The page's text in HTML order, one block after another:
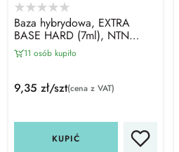
Baza hybrydowa, EXTRA
BASE HARD (7ml), NTN
Premium
11 osób kupiło
9,35 zł/szt(cena z VAT)
KUPIĆ